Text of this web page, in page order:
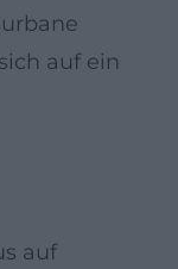
auf ein
auf